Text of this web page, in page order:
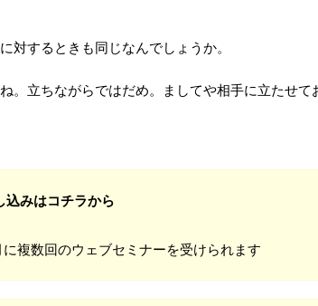
対するときも同じなんでしょうか。
。立ちながらではだめ。ましてや相手に立たせて
みはコチラから
複数回のウェブセミナーを受けられます